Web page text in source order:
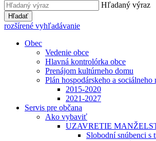
Hľadaný výraz
Hľadať
rozšírené vyhľadávanie
Obec
Vedenie obce
Hlavná kontrolórka obce
Prenájom kultúrneho domu
Plán hospodárskeho a sociálneho
2015-2020
2021-2027
Servis pre občana
Ako vybaviť
UZAVRETIE
Slobodní snúbenci s